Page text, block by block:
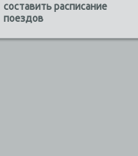
составить расписание
поездов